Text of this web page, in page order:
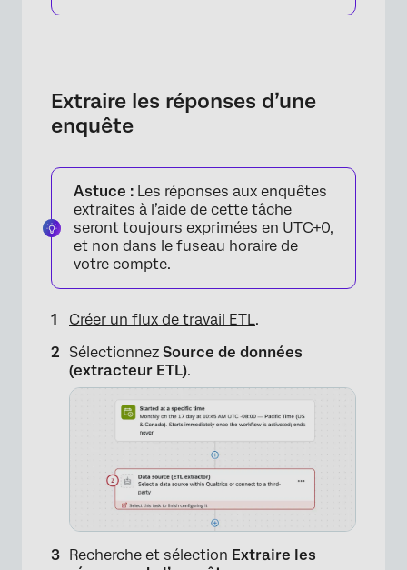
Extraire les réponses d’une
enquête
Astuce : Les réponses aux enquêtes
extraites à l’aide de cette tâche
seront toujours exprimées en UTC+0,
et non dans le fuseau horaire de
votre compte.
Créer un flux de travail ETL.
Sélectionnez Source de données
(extracteur ETL).
Recherche et sélection Extraire les